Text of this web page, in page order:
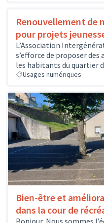
Renouvellement de
pour projets
L’Association
s’efforce de proposer
les habitants du quartier
Usages numériques
Bien-être et
dans la cour de